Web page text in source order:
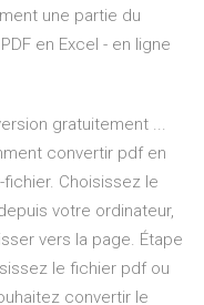
une partie du
en Excel - en ligne
gratuitement ...
convertir pdf en
Choisissez le
votre ordinateur,
vers la page. Étape
le fichier pdf ou
convertir le